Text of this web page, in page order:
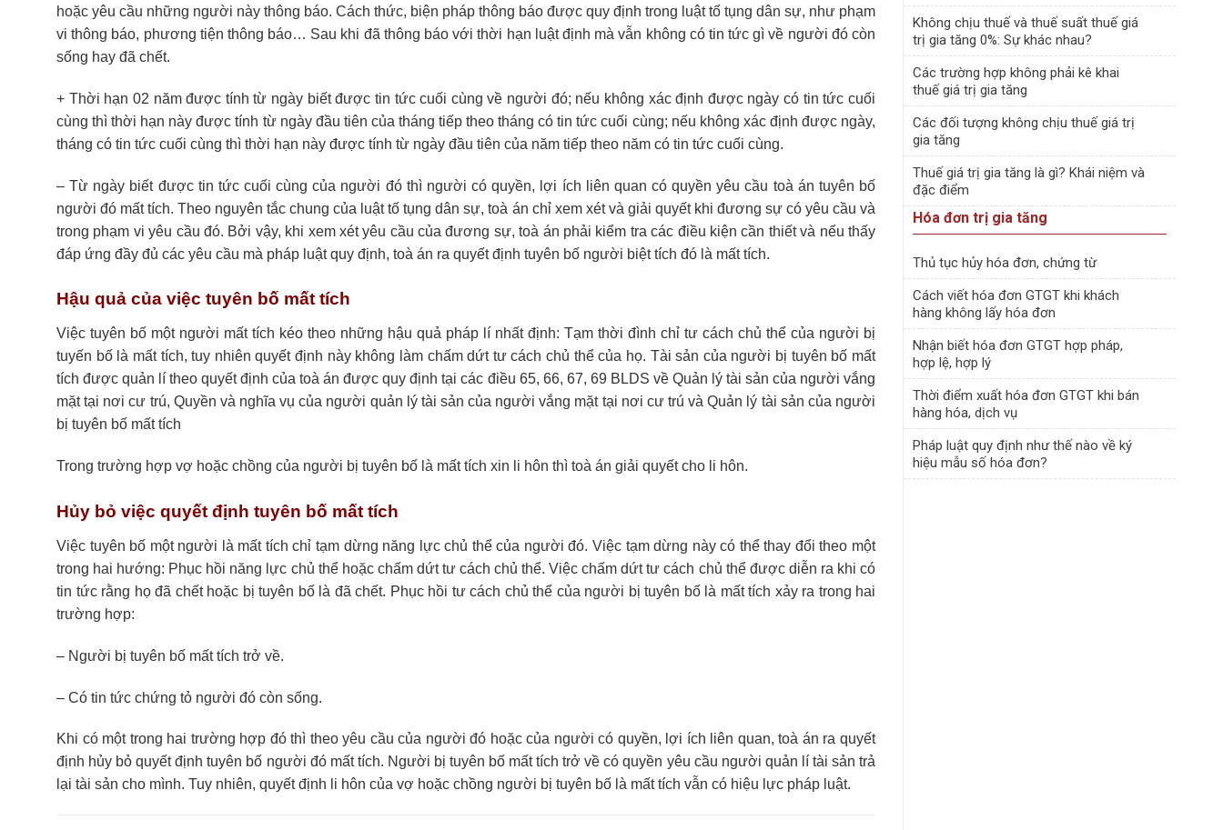
hoặc yêu cầu những người này thông báo. Cách thức, biện pháp thông báo được quy định trong luật tố tụng dân sự, như phạm
vi thông báo, phương tiện thông báo… Sau khi đã thông báo với thời hạn luật định mà vẫn không có tin tức gì về người đó còn
sống hay đã chết.
+ Thời hạn 02 năm được tính từ ngày biết được tin tức cuối cùng về người đó; nếu không xác định được ngày có tin tức cuối
cùng thì thời hạn này được tính từ ngày đầu tiên của tháng tiếp theo tháng có tin tức cuối cùng; nếu không xác định được ngày,
tháng có tin tức cuối cùng thì thời hạn này được tính từ ngày đầu tiên của năm tiếp theo năm có tin tức cuối cùng.
– Từ ngày biết được tin tức cuối cùng của người đó thì người có quyền, lợi ích liên quan có quyền yêu cầu toà án tuyên bố
người đó mất tích. Theo nguyên tắc chung của luật tố tụng dân sự, toà án chỉ xem xét và giải quyết khi đương sự có yêu cầu và
trong phạm vi yêu cầu đó. Bởi vậy, khi xem xét yêu cầu của đương sự, toà án phải kiểm tra các điều kiện cần thiết và nếu thấy
đáp ứng đầy đủ các yêu cầu mà pháp luật quy định, toà án ra quyết định tuyên bố người biệt tích đó là mất tích.
Hậu quả của việc tuyên bố mất tích
Việc tuyên bố một người mất tích kéo theo những hậu quả pháp lí nhất định: Tạm thời đình chỉ tư cách chủ thể của người bị
tuyến bố là mất tích, tuy nhiên quyết định này không làm chấm dứt tư cách chủ thể của họ. Tài sản của người bị tuyên bố mất
tích được quản lí theo quyết định của toà án được quy định tại các điều 65, 66, 67, 69 BLDS về Quản lý tài sản của người vắng
mặt tại nơi cư trú, Quyền và nghĩa vụ của người quản lý tài sản của người vắng mặt tại nơi cư trú và Quản lý tài sản của người
bị tuyên bố mất tích
Trong trường hợp vợ hoặc chồng của người bị tuyên bố là mất tích xin li hôn thì toà án giải quyết cho li hôn.
Hủy bỏ việc quyết định tuyên bố mất tích
Việc tuyên bố một người là mất tích chỉ tạm dừng năng lực chủ thể của người đó. Việc tạm dừng này có thể thay đổi theo một
trong hai hướng: Phục hồi năng lực chủ thể hoặc chấm dứt tư cách chủ thể. Việc chấm dứt tư cách chủ thể được diễn ra khi có
tin tức rằng họ đã chết hoặc bị tuyên bố là đã chết. Phục hồi tư cách chủ thể của người bị tuyên bố là mất tích xảy ra trong hai
trường hợp:
– Người bị tuyên bố mất tích trở về.
– Có tin tức chứng tỏ người đó còn sống.
Khi có một trong hai trường hợp đó thì theo yêu cầu của người đó hoặc của người có quyền, lợi ích liên quan, toà án ra quyết
định hủy bỏ quyết định tuyên bố người đó mất tích. Người bị tuyên bố mất tích trở về có quyền yêu cầu người quản lí tài sản trả
lại tài sản cho mình. Tuy nhiên, quyết định li hôn của vợ hoặc chồng người bị tuyên bố là mất tích vẫn có hiệu lực pháp luật.
Không chịu thuế và thuế suất thuế giá
trị gia tăng 0%: Sự khác nhau?
Các trường hợp không phải kê khai
thuế giá trị gia tăng
Các đối tượng không chịu thuế giá trị
gia tăng
Thuế giá trị gia tăng là gì? Khái niệm và
đặc điểm
Hóa đơn trị gia tăng
Thủ tục hủy hóa đơn, chứng từ
Cách viết hóa đơn GTGT khi khách
hàng không lấy hóa đơn
Nhận biết hóa đơn GTGT hợp pháp,
hợp lệ, hợp lý
Thời điểm xuất hóa đơn GTGT khi bán
hàng hóa, dịch vụ
Pháp luật quy định như thế nào về ký
hiệu mẫu số hóa đơn?